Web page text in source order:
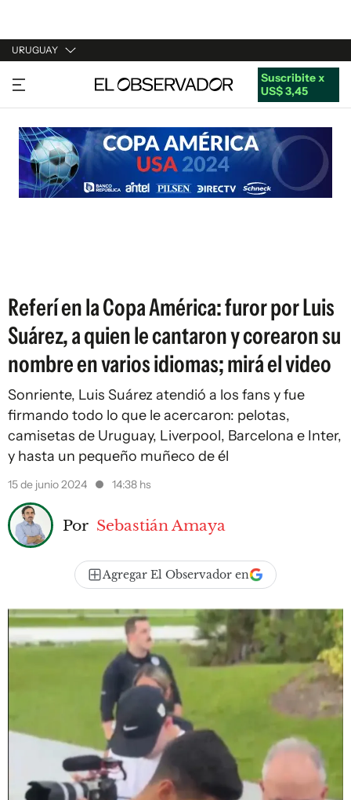
URUGUAY
URUGUAY
ARGENTINA
ESPAÑA
ESTADOS UNIDOS
Suscribite x
US$ 3,45
Referí en la Copa América: furor por Luis
Suárez, a quien le cantaron y corearon su
nombre en varios idiomas; mirá el video
Sonriente, Luis Suárez atendió a los fans y fue
firmando todo lo que le acercaron: pelotas,
camisetas de Uruguay, Liverpool, Barcelona e Inter,
y hasta un pequeño muñeco de él
15 de junio 2024 14:38 hs
Por Sebastián Amaya
Agregar El Observador en